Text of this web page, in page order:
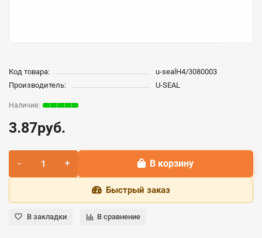
Код товара:
u-sealH4/3080003
Производитель:
U-SEAL
3.87руб.
В корзину
Быстрый заказ
В закладки В сравнение